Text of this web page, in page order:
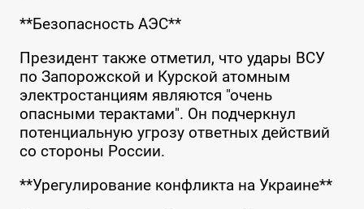
**Безопасность АЭС**
Президент также отметил, что удары ВСУ
по Запорожской и Курской атомным
электростанциям являются "очень
опасными терактами". Он подчеркнул
потенциальную угрозу ответных действий
со стороны России.
**Урегулирование конфликта на Украине**